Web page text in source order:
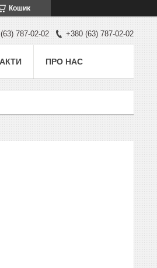
Кошик
787-02-02 +380 (63) 787-02-02
ПРО НАС